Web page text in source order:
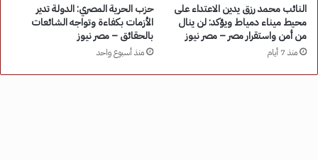
النائب محمد رزق يدين الاعتداء على
محيط ميناء دمياط ويؤكد: لن ينال
من أمن واستقرار مصر – مصر نيوز
منذ 7 أيام
حزب الحرية المصري: الدولة تدير
الأزمات بكفاءة وتواجه الشائعات
بالحقائق – مصر نيوز
منذ أسبوع واحد